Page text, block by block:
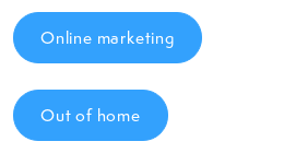
Online marketing
Out of home